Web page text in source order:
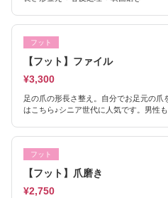
フット
【フット】ファイル
¥3,300
足の爪の形長さ整え。自分でお足元の爪
はこちら♪シニア世代に人気です。男性も
フット
【フット】爪磨き
¥2,750